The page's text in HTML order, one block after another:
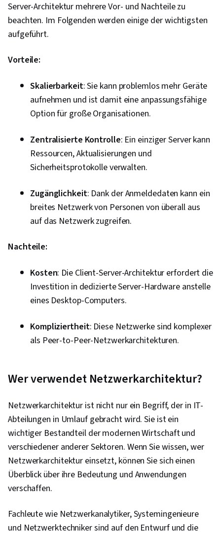
Server-Architektur mehrere Vor- und Nachteile zu
beachten. Im Folgenden werden einige der wichtigsten
aufgeführt.
Vorteile:
Skalierbarkeit: Sie kann problemlos mehr Geräte
aufnehmen und ist damit eine anpassungsfähige
Option für große Organisationen.
Zentralisierte Kontrolle: Ein einziger Server kann
Ressourcen, Aktualisierungen und
Sicherheitsprotokolle verwalten.
Zugänglichkeit: Dank der Anmeldedaten kann ein
breites Netzwerk von Personen von überall aus
auf das Netzwerk zugreifen.
Nachteile:
Kosten: Die Client-Server-Architektur erfordert die
Investition in dedizierte Server-Hardware anstelle
eines Desktop-Computers.
Kompliziertheit: Diese Netzwerke sind komplexer
als Peer-to-Peer-Netzwerkarchitekturen.
Wer verwendet Netzwerkarchitektur?
Netzwerkarchitektur ist nicht nur ein Begriff, der in IT-
Abteilungen in Umlauf gebracht wird. Sie ist ein
wichtiger Bestandteil der modernen Wirtschaft und
verschiedener anderer Sektoren. Wenn Sie wissen, wer
Netzwerkarchitektur einsetzt, können Sie sich einen
Überblick über ihre Bedeutung und Anwendungen
verschaffen.
Fachleute wie Netzwerkanalytiker, Systemingenieure
und Netzwerktechniker sind auf den Entwurf und die